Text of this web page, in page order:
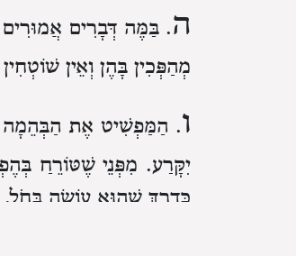
ה. בַּמֶּה דְּבָרִים
מְהַפְּכִין בָּהֶן וְאֵין
ו. הַמַּפְשִׁיט אֶת הַבְּהֵמָה
יִקָּרַע. מִפְּנֵי שֶׁטּוֹרֵחַ
כְּדֶרֶךְ שֶׁהוּא עוֹשֶׂה בְּחֹל.